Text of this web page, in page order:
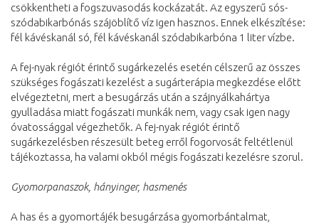
csökkentheti a fogszuvasodás kockázatát. Az egyszerű sós-
szódabikarbónás szájöblítő víz igen hasznos. Ennek elkészítése:
fél kávéskanál só, fél kávéskanál szódabikarbóna 1 liter vízbe.
A fej-nyak régiót érintő sugárkezelés esetén célszerű az összes
szükséges fogászati kezelést a sugárterápia megkezdése előtt
elvégeztetni, mert a besugárzás után a szájnyálkahártya
gyulladása miatt fogászati munkák nem, vagy csak igen nagy
óvatossággal végezhetők. A fej-nyak régiót érintő
sugárkezelésben részesült beteg erről fogorvosát feltétlenül
tájékoztassa, ha valami okból mégis fogászati kezelésre szorul.
Gyomorpanaszok, hányinger, hasmenés
A has és a gyomortájék besugárzása gyomorbántalmat,